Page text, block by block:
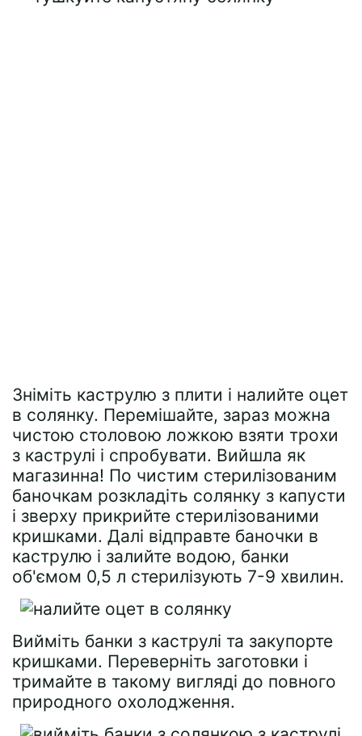
Зніміть каструлю з плити і налийте оцет
в солянку. Перемішайте, зараз можна
чистою столовою ложкою взяти трохи
з каструлі і спробувати. Вийшла як
магазинна! По чистим стерилізованим
баночкам розкладіть солянку з капусти
і зверху прикрийте стерилізованими
кришками. Далі відправте баночки в
каструлю і залийте водою, банки
об'ємом 0,5 л стерилізують 7-9 хвилин.
Вийміть банки з каструлі та закупорте
кришками. Переверніть заготовки і
тримайте в такому вигляді до повного
природного охолодження.